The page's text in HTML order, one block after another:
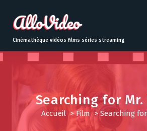
t
o
Cinémathèque vidéos films séries streaming
Searching for
Accueil >Film>Searching